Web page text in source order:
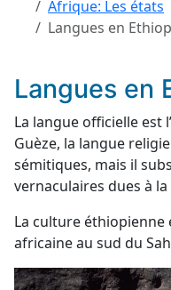
Afrique: Les états
Langues en
Langues en
La langue officielle est
Guèze, la langue
sémitiques, mais il
vernaculaires dues à
La culture éthiopienne
africaine au sud du